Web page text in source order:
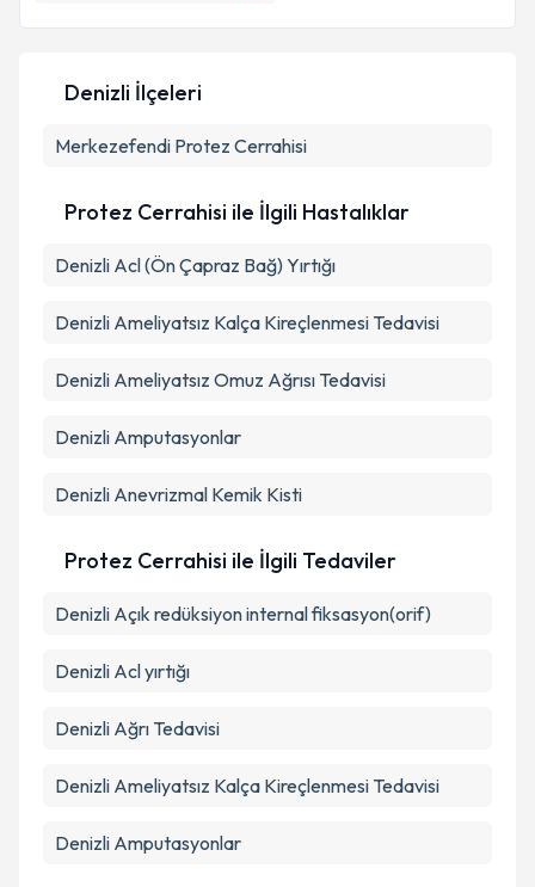
Denizli İlçeleri
Merkezefendi Protez Cerrahisi
Protez Cerrahisi ile İlgili Hastalıklar
Denizli Acl (Ön Çapraz Bağ) Yırtığı
Denizli Ameliyatsız Kalça Kireçlenmesi Tedavisi
Denizli Ameliyatsız Omuz Ağrısı Tedavisi
Denizli Amputasyonlar
Denizli Anevrizmal Kemik Kisti
Protez Cerrahisi ile İlgili Tedaviler
Denizli Açık redüksiyon internal fiksasyon(orif)
Denizli Acl yırtığı
Denizli Ağrı Tedavisi
Denizli Ameliyatsız Kalça Kireçlenmesi Tedavisi
Denizli Amputasyonlar